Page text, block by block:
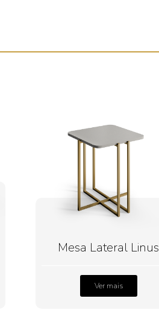
Mesa Lateral Linus
Ver mais